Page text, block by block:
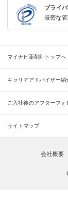
プライ
厳密な
マイナビ薬剤師トップへ
キャリアアドバイザー紹
ご入社後のアフターフォ
サイトマップ
会社概要